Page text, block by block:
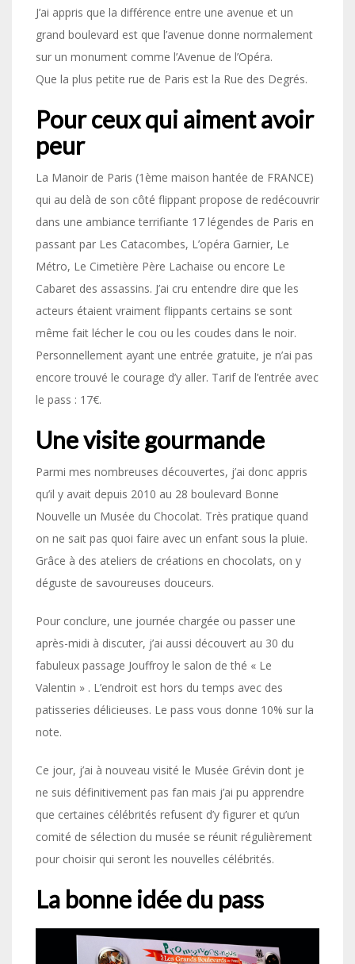
J’ai appris que la différence entre une avenue et un
grand boulevard est que l’avenue donne normalement
sur un monument comme l’Avenue de l’Opéra.
Que la plus petite rue de Paris est la Rue des Degrés.
Pour ceux qui aiment avoir
peur
La Manoir de Paris (1ème maison hantée de FRANCE)
qui au delà de son côté flippant propose de redécouvrir
dans une ambiance terrifiante 17 légendes de Paris en
passant par Les Catacombes, L’opéra Garnier, Le
Métro, Le Cimetière Père Lachaise ou encore Le
Cabaret des assassins. J’ai cru entendre dire que les
acteurs étaient vraiment flippants certains se sont
même fait lécher le cou ou les coudes dans le noir.
Personnellement ayant une entrée gratuite, je n’ai pas
encore trouvé le courage d’y aller. Tarif de l’entrée avec
le pass : 17€.
Une visite gourmande
Parmi mes nombreuses découvertes, j’ai donc appris
qu’il y avait depuis 2010 au 28 boulevard Bonne
Nouvelle un Musée du Chocolat. Très pratique quand
on ne sait pas quoi faire avec un enfant sous la pluie.
Grâce à des ateliers de créations en chocolats, on y
déguste de savoureuses douceurs.
Pour conclure, une journée chargée ou passer une
après-midi à discuter, j’ai aussi découvert au 30 du
fabuleux passage Jouffroy le salon de thé « Le
Valentin » . L’endroit est hors du temps avec des
patisseries délicieuses. Le pass vous donne 10% sur la
note.
Ce jour, j’ai à nouveau visité le Musée Grévin dont je
ne suis définitivement pas fan mais j’ai pu apprendre
que certaines célébrités refusent d’y figurer et qu’un
comité de sélection du musée se réunit régulièrement
pour choisir qui seront les nouvelles célébrités.
La bonne idée du pass